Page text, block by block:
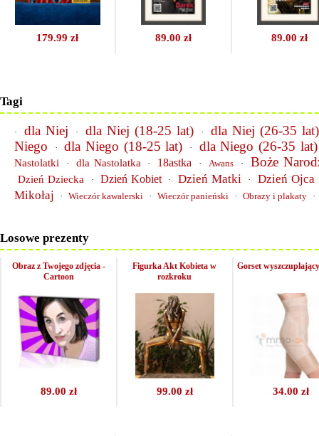
179.99 zł 89.00 zł 89.00 zł
Tagi
· dla Niej · dla Niej (18-25 lat) ·
dla Niej (26-35 lat)
Niego
· dla Niego (18-25 lat) · dla Niego (26-35 lat)
Nastolatki · dla Nastolatka · 18astka · Awans · Boże
Dzień Dziecka · Dzień Kobiet · Dzień Matki · Dzień Ojca
Mikołaj · Wieczór kawalerski · Wieczór panieński · Obrazy i plakaty ·
Losowe prezenty
89.00 zł
Obraz z Twojego zdjęcia -
Cartoon
99.00 zł
Figurka Akt Kobieta w
rozkroku
34.00 zł
Gorset